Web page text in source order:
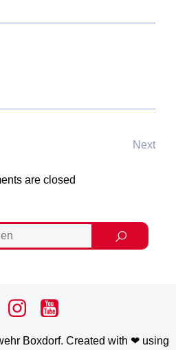
Next
are closed
Boxdorf. Created with ❤ using